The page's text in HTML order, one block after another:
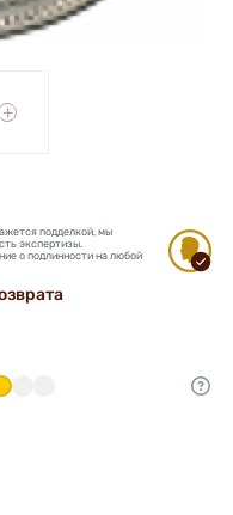
+
подделкой, мы
экспертизы.
о подлинности на любой